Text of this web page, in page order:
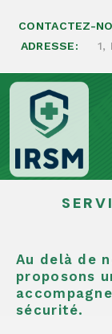
CONTACTEZ-
ADRESSE:
1,
Au delà de
proposons
sécurité.